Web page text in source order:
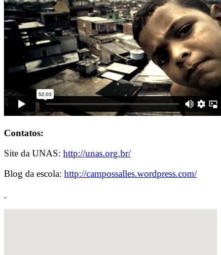
Contatos:
Site da UNAS: http://unas.org.br/
Blog da escola: http://campossalles.wordpress.com/